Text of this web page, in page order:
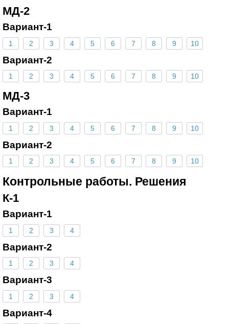
МД-2
Вариант-1
1 2 3 4 5 6 7 8 9 10
Вариант-2
1 2 3 4 5 6 7 8 9 10
МД-3
Вариант-1
1 2 3 4 5 6 7 8 9 10
Вариант-2
1 2 3 4 5 6 7 8 9 10
Контрольные работы. Решения
К-1
Вариант-1
1 2 3 4
Вариант-2
1 2 3 4
Вариант-3
1 2 3 4
Вариант-4